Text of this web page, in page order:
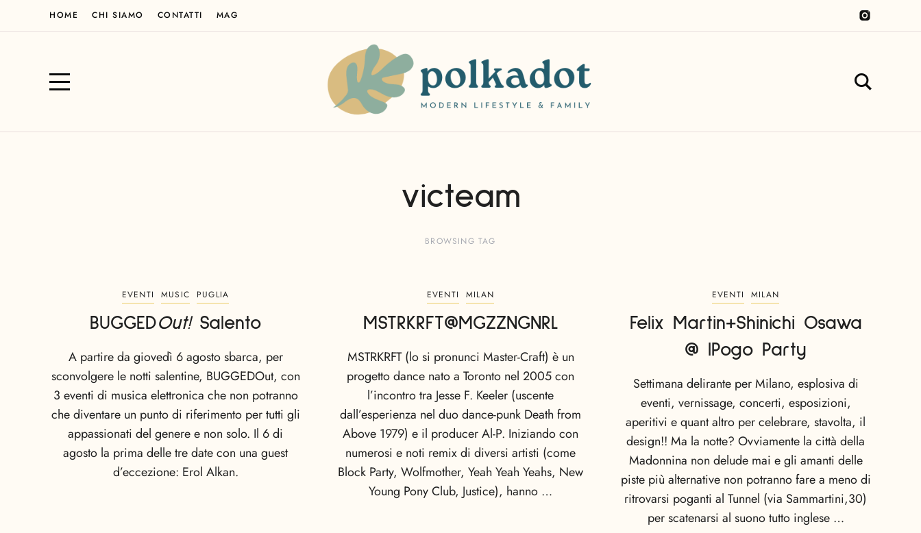
HOME CHI SIAMO CONTATTI MAG
victeam
BROWSING TAG
EVENTI MUSIC PUGLIA
BUGGEDOut!Salento
A partire da giovedì 6 agosto sbarca, per
sconvolgere le notti salentine, BUGGEDOut, con
3 eventi di musica elettronica che non potranno
che diventare un punto di riferimento per tutti gli
appassionati del genere e non solo. Il 6 di
agosto la prima delle tre date con una guest
d’eccezione: Erol Alkan.
EVENTI MILAN
MSTRKRFT@MGZZNGNRL
MSTRKRFT (lo si pronunci Master-Craft) è un
progetto dance nato a Toronto nel 2005 con
l’incontro tra Jesse F. Keeler (uscente
dall’esperienza nel duo dance-punk Death from
Above 1979) e il producer Al-P. Iniziando con
numerosi e noti remix di diversi artisti (come
Block Party, Wolfmother, Yeah Yeah Yeahs, New
Young Pony Club, Justice), hanno …
EVENTI MILAN
Felix Martin+Shinichi Osawa
@ IPogo Party
Settimana delirante per Milano, esplosiva di
eventi, vernissage, concerti, esposizioni,
aperitivi e quant altro per celebrare, stavolta, il
design!! Ma la notte? Ovviamente la città della
Madonnina non delude mai e gli amanti delle
piste più alternative non potranno fare a meno di
ritrovarsi poganti al Tunnel (via Sammartini,30)
per scatenarsi al suono tutto inglese …